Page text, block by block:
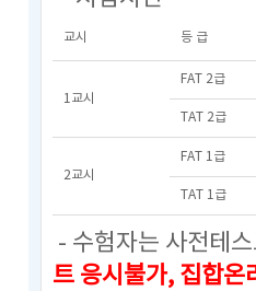
교시 등 급
1교시
FAT 2급
TAT 2급
2교시
FAT 1급
TAT 1급
- 수험자는 사전테
트 응시불가, 집합온